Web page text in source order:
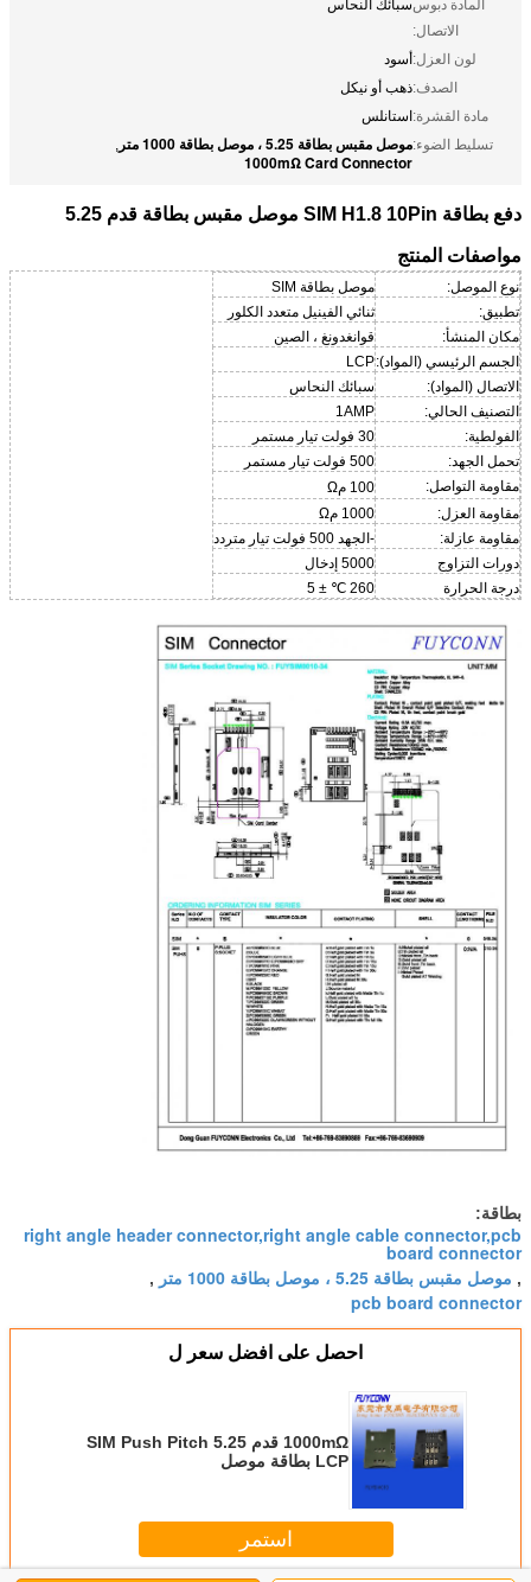
المادة دبوس
الاتصال:
سبائك النحاس
لون العزل:أسود
الصدف:ذهب أو نيكل
مادة القشرة:استانلس
تسليط الضوء:موصل مقبس بطاقة 5.25 ، موصل بطاقة 1000 متر ,
1000mΩ Card Connector
دفع بطاقة SIM H1.8 10Pin موصل مقبس بطاقة قدم 5.25
مواصفات المنتج
نوع الموصل:
موصل بطاقة SIM
تطبيق:
ثنائي الفينيل متعدد الكلور
مكان المنشأ:
قوانغدونغ ، الصين
الجسم الرئيسي (المواد):LCP
الاتصال (المواد):
سبائك النحاس
التصنيف الحالي:
1AMP
الفولطية:
30 فولت تيار مستمر
تحمل الجهد:
500 فولت تيار مستمر
مقاومة التواصل:
100 م
Ω
مقاومة العزل:
1000 مΩ
مقاومة عازلة:
-الجهد 500 فولت تيار متردد
دورات التزاوج
5000 إدخال
درجة الحرارة
260 ℃ ± 5
بطاقة:
right angle header connector,right angle cable connector,pcb
board connector
, موصل مقبس بطاقة 5.25 ، موصل بطاقة 1000 متر ,
pcb board connector
احصل على افضل سعر ل
1000mΩ قدم SIM Push Pitch 5.25
LCP بطاقة موصل
استمر